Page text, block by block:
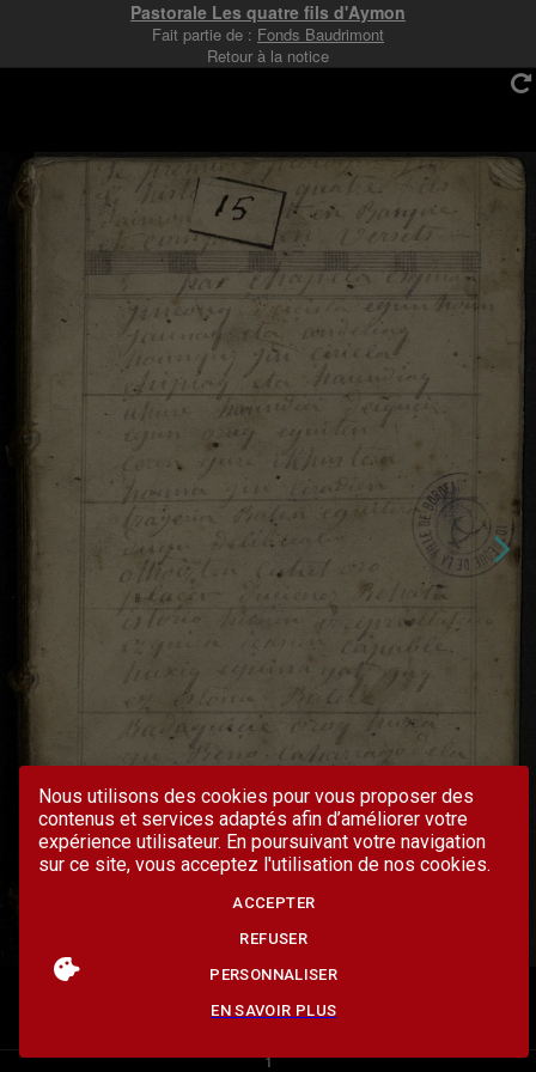
Nous utilisons des cookies pour vous proposer des
contenus et services adaptés afin d’améliorer votre
expérience utilisateur. En poursuivant votre navigation
sur ce site, vous acceptez l'utilisation de nos cookies.
ACCEPTER
REFUSER
PERSONNALISER
EN SAVOIR PLUS